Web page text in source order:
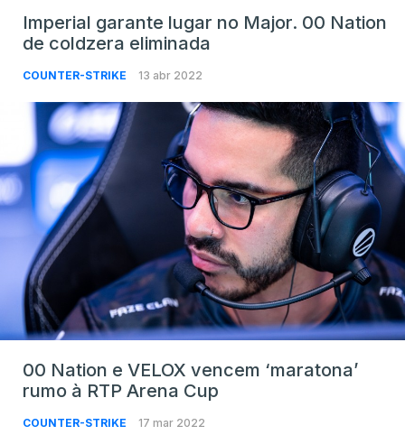
Imperial garante lugar no Major. 00 Nation
de coldzera eliminada
COUNTER-STRIKE 13 abr 2022
00 Nation e VELOX vencem ‘maratona’
rumo à RTP Arena Cup
COUNTER-STRIKE 17 mar 2022